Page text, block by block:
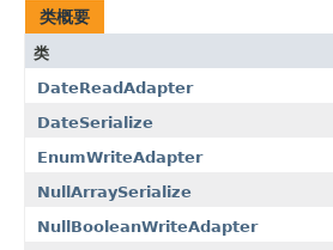
类概要
类
DateReadAdapter
DateSerialize
EnumWriteAdapter
NullArraySerialize
NullBooleanWriteAdapter